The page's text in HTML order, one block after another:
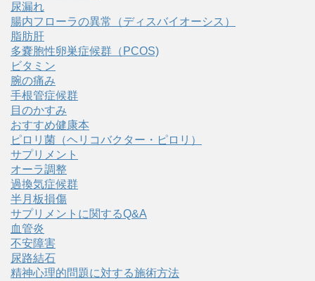
尿漏れ
腸内フローラの異常（ディスバイオーシス）
脂肪肝
多嚢胞性卵巣症候群（PCOS)
ビタミン
腕の痛み
手根管症候群
目のかすみ
おすすめ健康本
ピロリ菌（ヘリコバクター・ピロリ）
サプリメント
オーラ調整
過換気症候群
半月板損傷
サプリメントに関するQ&A
血管炎
不安障害
尿路結石
精神心理的問題に対する施術方法